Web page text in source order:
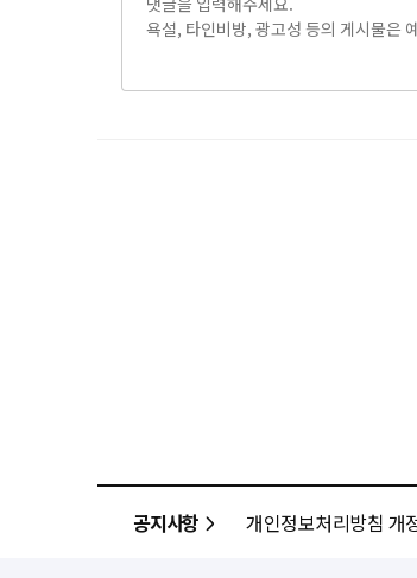
공지사항 개인정보처리방침 개